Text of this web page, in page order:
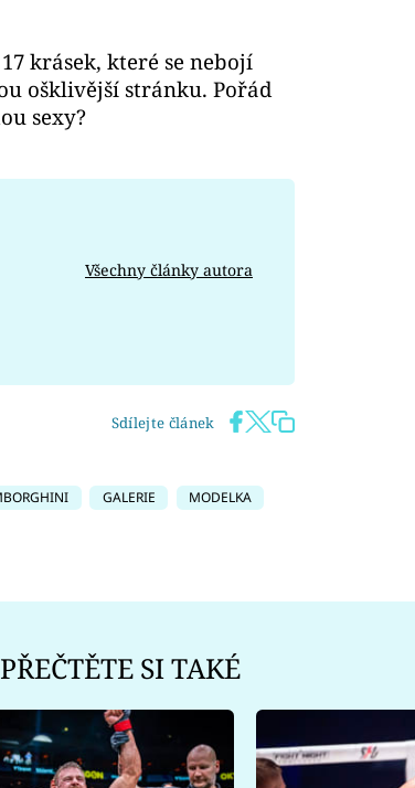
17 krásek, které se nebojí
ošklivější stránku. Pořád
sexy?
Všechny články autora
Sdílejte článek
GALERIE
MODELKA
PŘEČTĚTE SI TAKÉ